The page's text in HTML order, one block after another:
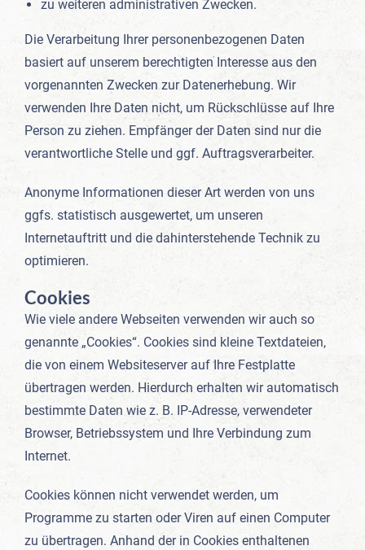
zu weiteren administrativen Zwecken.
Die Verarbeitung Ihrer personenbezogenen Daten
basiert auf unserem berechtigten Interesse aus den
vorgenannten Zwecken zur Datenerhebung. Wir
verwenden Ihre Daten nicht, um Rückschlüsse auf Ihre
Person zu ziehen. Empfänger der Daten sind nur die
verantwortliche Stelle und ggf. Auftragsverarbeiter.
Anonyme Informationen dieser Art werden von uns
ggfs. statistisch ausgewertet, um unseren
Internetauftritt und die dahinterstehende Technik zu
optimieren.
Cookies
Wie viele andere Webseiten verwenden wir auch so
genannte „Cookies“. Cookies sind kleine Textdateien,
die von einem Websiteserver auf Ihre Festplatte
übertragen werden. Hierdurch erhalten wir automatisch
bestimmte Daten wie z. B. IP-Adresse, verwendeter
Browser, Betriebssystem und Ihre Verbindung zum
Internet.
Cookies können nicht verwendet werden, um
Programme zu starten oder Viren auf einen Computer
zu übertragen. Anhand der in Cookies enthaltenen